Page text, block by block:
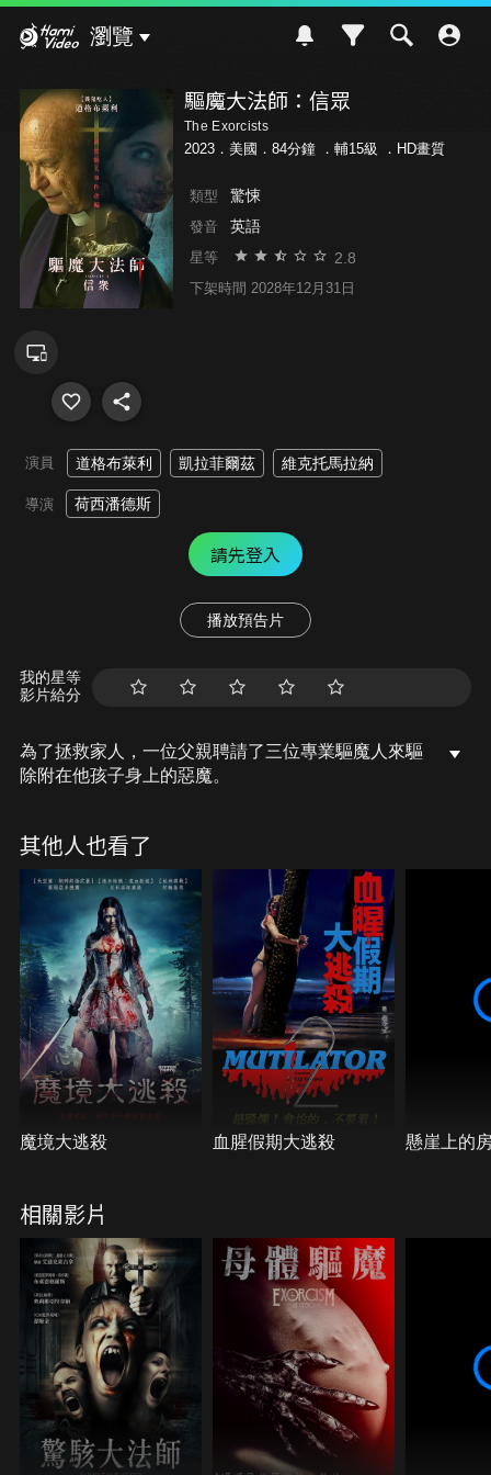
瀏覽
驅魔大法師：信眾
The Exorcists
2023．美國．84分鐘 ． 輔15級 ．HD畫質
類型 驚悚
發音 英語
星等 2.8
下架時間 2028年12月31日
演員 道格布萊利 凱拉菲爾茲 維克托馬拉納
導演 荷西潘德斯
請先登入
播放預告片
我的星等
影片給分
為了拯救家人，一位父親聘請了三位專業驅魔人來驅
除附在他孩子身上的惡魔。
其他人也看了
魔境大逃殺 血腥假期大逃殺 懸崖上的
相關影片